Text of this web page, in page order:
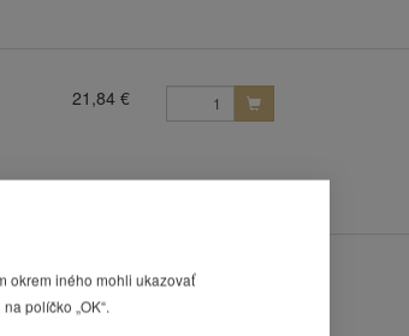
21,84 €
21,84 €
okrem iného mohli ukazovať
políčko „OK“.